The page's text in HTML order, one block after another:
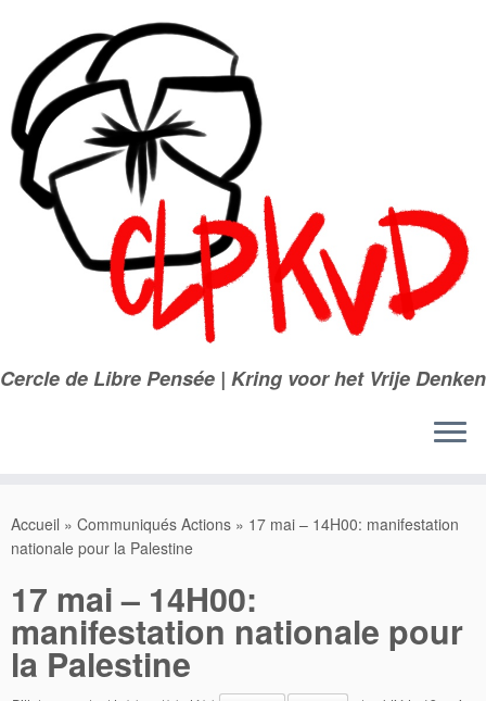
contenu
Cercle de Libre Pensée | Kring voor het Vrije Denken
Accueil » Communiqués Actions » 17 mai – 14H00: manifestation
nationale pour la Palestine
17 mai – 14H00:
manifestation nationale pour
la Palestine